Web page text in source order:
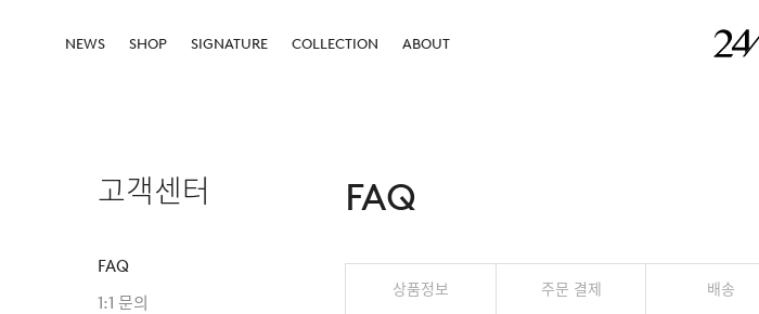
NEWS SHOP SIGNATURE COLLECTION ABOUT
고객센터
FAQ
1:1 문의
FAQ
상품정보 주문 결제 배송